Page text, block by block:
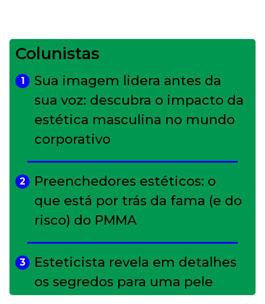
Colunistas
1
Sua imagem lidera antes da
sua voz: descubra o impacto da
estética masculina no mundo
corporativo
2
Preenchedores estéticos: o
que está por trás da fama (e do
risco) do PMMA
3
Esteticista revela em detalhes
os segredos para uma pele